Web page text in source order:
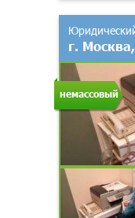
немассовый
г.